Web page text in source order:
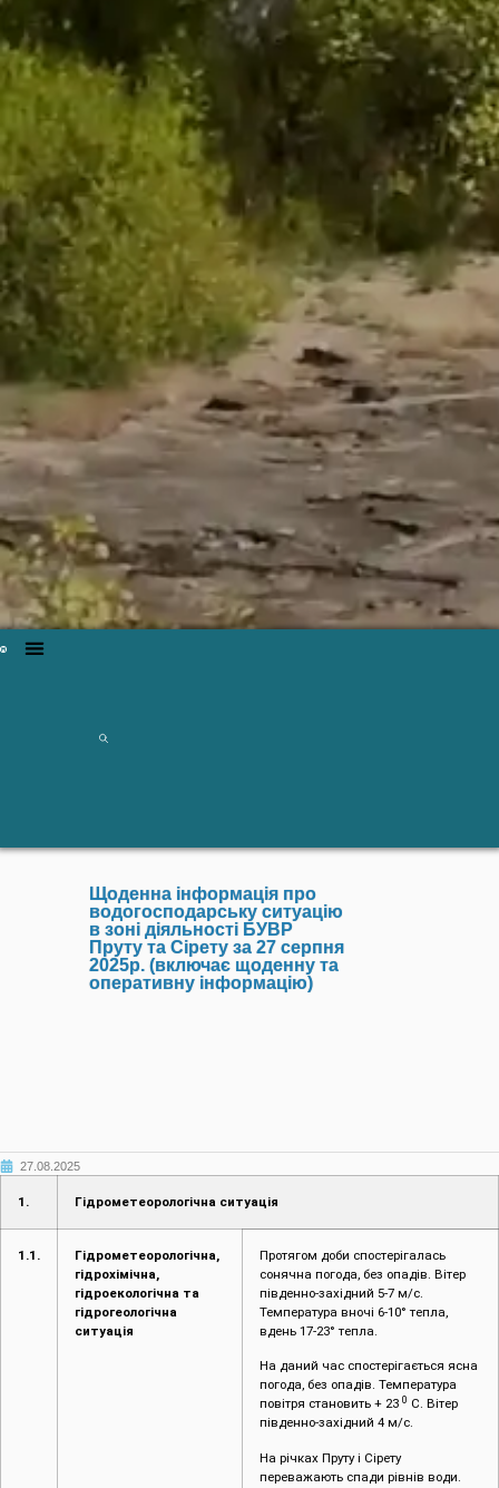
Щоденна інформація про
водогосподарську ситуацію
в зоні діяльності БУВР
Пруту та Сірету за 27 серпня
2025р. (включає щоденну та
оперативну інформацію)
27.08.2025
1. Гідрометеорологічна ситуація
1.1.
Гідрометеорологічна,
гідрохімічна,
гідроекологічна та
гідрогеологічна
ситуація
Протягом доби спостерігалась
сонячна погода, без опадів. Вітер
південно-західний 5-7 м/с.
Температура вночі 6-10° тепла,
вдень 17-23° тепла.
На даний час спостерігається ясна
погода, без опадів. Температура
повітря становить + 23 0 С. Вітер
південно-західний 4 м/с.
На річках Пруту і Сірету
переважають спади рівнів води.